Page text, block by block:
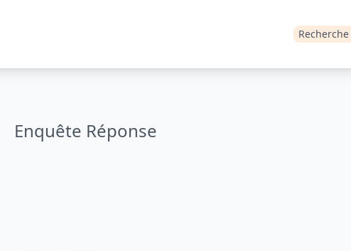
Recherche
Enquête Réponse